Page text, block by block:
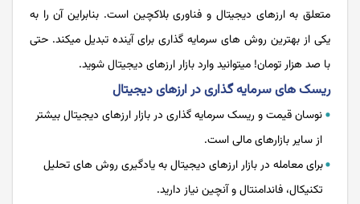
متعلق به ارزهای دیجیتال و فناوری بلاکچین است. بنابراین آن را به
یکی از بهترین روش های سرمایه گذاری برای آینده تبدیل میکند. حتی
با صد هزار تومان! میتوانید وارد بازار ارزهای دیجیتال شوید.
ریسک های سرمایه گذاری در ارزهای دیجیتال
نوسان قیمت و ریسک سرمایه گذاری در بازار ارزهای دیجیتال بیشتر
از سایر بازارهای مالی است.
برای معامله در بازار ارزهای دیجیتال به یادگیری روش های تحلیل
تکنیکال، فاندامنتال و آنچین نیاز دارید.